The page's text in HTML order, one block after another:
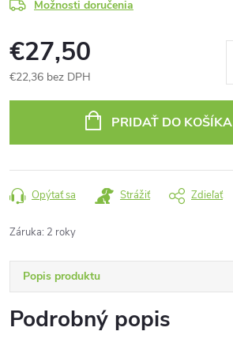
Možnosti doručenia
€27,50
€22,36 bez DPH
PRIDAŤ DO KOŠÍKA
Opýtať sa Strážiť Zdieľať
Záruka: 2 roky
Popis produktu
Podrobný popis